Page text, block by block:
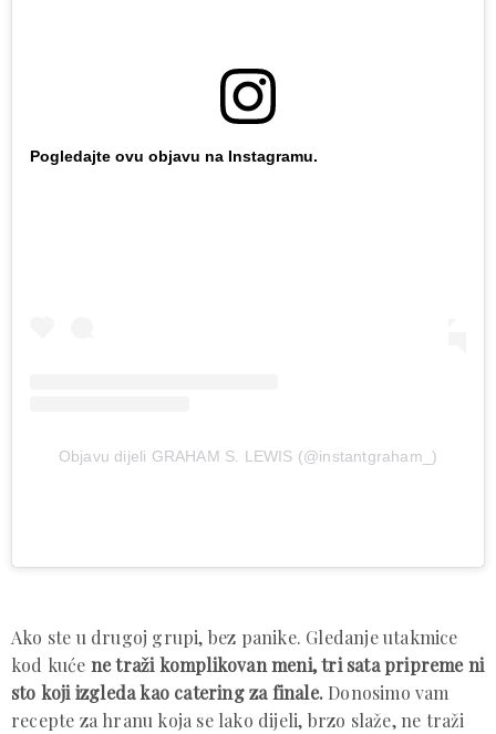
Pogledajte ovu objavu na Instagramu.
Objavu dijeli GRAHAM S. LEWIS (@instantgraham_)
Ako ste u drugoj grupi, bez panike. Gledanje utakmice
kod kuće ne traži komplikovan meni, tri sata pripreme ni
sto koji izgleda kao catering za finale. Donosimo vam
recepte za hranu koja se lako dijeli, brzo slaže, ne traži